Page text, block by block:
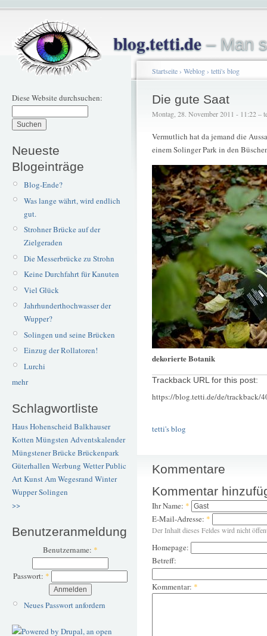
blog.tetti.de– Man
Diese Website durchsuchen:
Neueste
Blogeinträge
Blog-Ende?
Was lange währt, wird endlich
gut.
Strohner Brücke auf der
Zielgeraden
Die Messerbrücke zu Strohn
Keine Durchfahrt für Kanuten
Viel Glück
Jahrhunderthochwasser der
Wupper?
Solingen und seine Brücken
Einzug der Rollatoren!
Lurchi
mehr
Schlagwortliste
Haus Hohenscheid Balkhauser
Kotten Müngsten Adventskalender
Müngstener BrückeBrückenpark
Güterhallen Werbung WetterPublic
ArtKunstAm Wegesrand Winter
WupperSolingen
>>
Benutzeranmeldung
Benutzername: *
Passwort: *
Neues Passwort anfordern
Startseite› Weblog› tetti's blog
Die gute Saat
Montag, 28. November 2011 - 11:22 –
Vermutlich hat da jemand die
einem Solinger Park in den
dekorierte Botanik
Trackback URL for this post:
https://blog.tetti.de/de/trackback/
tetti's blog
Kommentare
Kommentar
Ihr Name: *
E-Mail-Adresse: *
Der Inhalt dieses Feldes wird nicht
Homepage:
Betreff:
Kommentar: *